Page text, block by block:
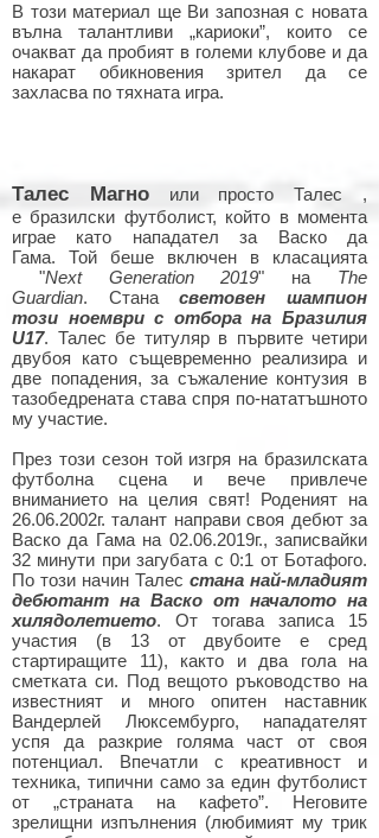
В този материал ще Ви запозная с новата
вълна талантливи „кариоки”, които се
очакват да пробият в големи клубове и да
накарат обикновения зрител да се
захласва по тяхната игра.
Талес Магноили просто Талес ,
е бразилски футболист, който в момента
играе като нападател за Васко да
Гама. Той беше включен в класацията
"Next Generation 2019" на The
Guardian. Станасветовен шампион
този ноември с отбора на Бразилия
U17. Талес бе титуляр в първите четири
двубоя като същевременно реализира и
две попадения, за съжаление контузия в
тазобедрената става спря по-нататъшното
му участие.
През този сезон той изгря на бразилската
футболна сцена и вече привлече
вниманието на целия свят! Роденият на
26.06.2002г. талант направи своя дебют за
Васко да Гама на 02.06.2019г., записвайки
32 минути при загубата с 0:1 от Ботафого.
По този начин Талес стана най-младият
дебютант на Васко от началото на
хилядолетието. От тогава записа 15
участия (в 13 от двубоите е сред
стартиращите 11), както и два гола на
сметката си. Под вещото ръководство на
известният и много опитен наставник
Вандерлей Люксембурго, нападателят
успя да разкрие голяма част от своя
потенциал. Впечатли с креативност и
техника, типични само за един футболист
от „страната на кафето”. Неговите
зрелищни изпълнения (любимият му трик